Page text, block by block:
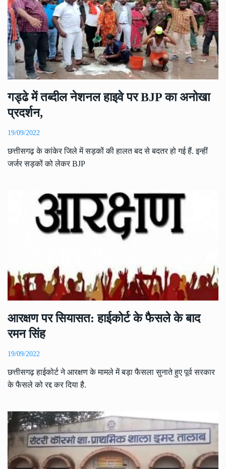
गड्ढे में तब्दील नेशनल हाइवे पर BJP का अनोखा
प्रदर्शन,
19/09/2022
छत्तीसगढ़ के कांकेर जिले में सड़कों की हालत बद से बदतर हो गई हैं. इन्हीं
जर्जर सड़कों को लेकर BJP
आरक्षण पर सियासत: हाईकोर्ट के फैसले के बाद
रमन सिंह
19/09/2022
छत्तीसगढ़ हाईकोर्ट ने आरक्षण के मामले में बड़ा फैसला सुनाते हुए पूर्व सरकार
के फैसले को रद्द कर दिया है.